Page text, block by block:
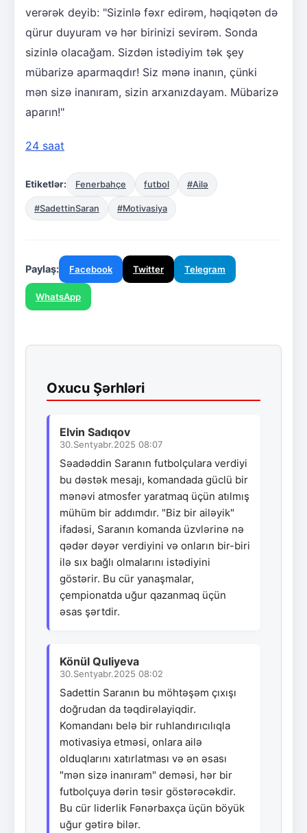
verərək deyib: "Sizinlə fəxr edirəm, həqiqətən də
qürur duyuram və hər birinizi sevirəm. Sonda
sizinlə olacağam. Sizdən istədiyim tək şey
mübarizə aparmaqdır! Siz mənə inanın, çünki
mən sizə inanıram, sizin arxanızdayam. Mübarizə
aparın!"
24 saat
Etiketlər: Fenerbahçe futbol #Ailə
#SadettinSaran #Motivasiya
Paylaş: Facebook Twitter Telegram
WhatsApp
Oxucu Şərhləri
Elvin Sadıqov
30.Sentyabr.2025 08:07
Səadəddin Saranın futbolçulara verdiyi
bu dəstək mesajı, komandada güclü bir
mənəvi atmosfer yaratmaq üçün atılmış
mühüm bir addımdır. "Biz bir ailəyik"
ifadəsi, Saranın komanda üzvlərinə nə
qədər dəyər verdiyini və onların bir-biri
ilə sıx bağlı olmalarını istədiyini
göstərir. Bu cür yanaşmalar,
çempionatda uğur qazanmaq üçün
əsas şərtdir.
Könül Quliyeva
30.Sentyabr.2025 08:02
Sadettin Saranın bu möhtəşəm çıxışı
doğrudan da təqdirəlayiqdir.
Komandanı belə bir ruhlandırıcılıqla
motivasiya etməsi, onlara ailə
olduqlarını xatırlatması və ən əsası
"mən sizə inanıram" deməsi, hər bir
futbolçuya dərin təsir göstərəcəkdir.
Bu cür liderlik Fənərbaxça üçün böyük
uğur gətirə bilər.